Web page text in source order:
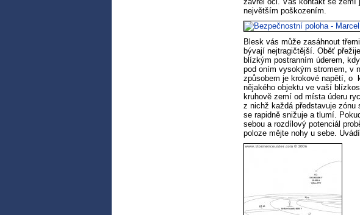
největším poškozením.
Blesk vás může zasáhnout
bývají nejtragičtější. Oběť
blízkým postranním úderem,
pod oním vysokým stromem, v
způsobem je krokové napětí, o
nějakého objektu ve vaší
kruhově zemí od místa úderu
z nichž každá představuje
se rapidně snižuje a tlumí.
sebou a rozdílový potenciál
poloze mějte nohy u sebe.